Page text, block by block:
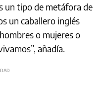
un tipo de metáfora de
un caballero inglés
o mujeres o
añadía.